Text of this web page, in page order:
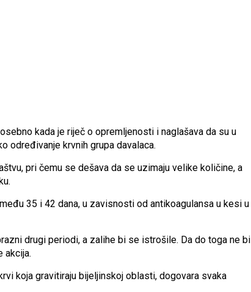
kada je riječ o opremljenosti i naglašava da su u
određivanje krvnih grupa davalaca.
pri čemu se dešava da se uzimaju velike količine, a
35 i 42 dana, u zavisnosti od antikoagulansa u kesi u
drugi periodi, a zalihe bi se istrošile. Da do toga ne bi
akcija.
koja gravitiraju bijeljinskoj oblasti, dogovara svaka